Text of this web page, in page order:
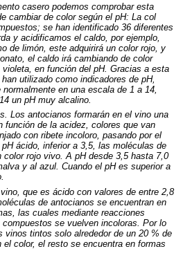
casero podemos comprobar esta
cambiar de color según el pH: La col
se han identificado 36 diferentes
y acidificamos el caldo, por ejemplo,
de limón, este adquirirá un color rojo, y
el caldo irá cambiando de color
en función del pH. Gracias a esta
utilizado como indicadores de pH,
en una escala de 1 a 14,
un pH muy alcalino.
Los antocianos formarán en el vino una
función de la acidez, colores que van
con ribete incoloro, pasando por el
ácido, inferior a 3,5, las moléculas de
color rojo vivo. A pH desde 3,5 hasta 7,0
y al azul. Cuando el pH es superior a
que es ácido con valores de entre 2,8
de antocianos se encuentran en
las cuales mediante reacciones
se vuelven incoloras. Por lo
vinos tintos solo alrededor de un 20 % de
color, el resto se encuentra en formas